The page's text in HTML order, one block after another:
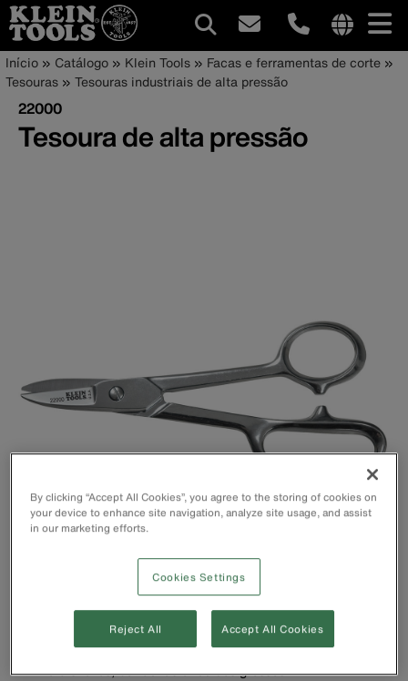
Pular
para
conteúdo
principal
site
Navegação
principal
Trilha
de
navegação
Início Catálogo Klein Tools
Facas e ferramentas de corte
Tesouras
Tesouras industriais de alta pressão
22000
Tesoura de alta pressão
O revestimento de níquel-cromo resiste à corrosão e
A alta pressão proporciona ação de corte potente para
metais leves, borrachas e tecidos grossos.
By clicking “Accept All Cookies”, you agree to the storing of cookies on
your device to enhance site navigation, analyze site usage, and assist
in our marketing efforts.
Cookies Settings
Reject All Accept All Cookies